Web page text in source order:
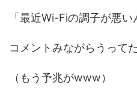
「最近Wi-Fiの調子が悪
コメントみながらうって
（もう予兆がwww）